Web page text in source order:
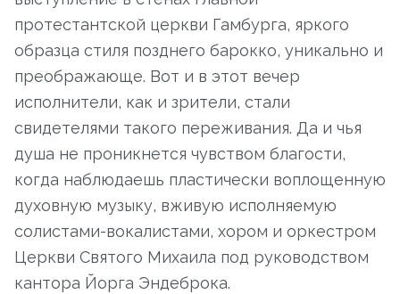
протестантской церкви Гамбурга, яркого
образца стиля позднего барокко, уникально и
преображающе. Вот и в этот вечер
исполнители, как и зрители, стали
свидетелями такого переживания. Да и чья
душа не проникнется чувством благости,
когда наблюдаешь пластически воплощенную
духовную музыку, вживую исполняемую
солистами-вокалистами, хором и оркестром
Церкви Святого Михаила под руководством
кантора Йорга Эндеброка.